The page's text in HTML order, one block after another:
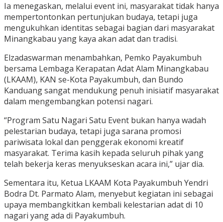
Ia menegaskan, melalui event ini, masyarakat tidak hanya
mempertontonkan pertunjukan budaya, tetapi juga
mengukuhkan identitas sebagai bagian dari masyarakat
Minangkabau yang kaya akan adat dan tradisi.
Elzadaswarman menambahkan, Pemko Payakumbuh
bersama Lembaga Kerapatan Adat Alam Minangkabau
(LKAAM), KAN se-Kota Payakumbuh, dan Bundo
Kanduang sangat mendukung penuh inisiatif masyarakat
dalam mengembangkan potensi nagari.
“Program Satu Nagari Satu Event bukan hanya wadah
pelestarian budaya, tetapi juga sarana promosi
pariwisata lokal dan penggerak ekonomi kreatif
masyarakat. Terima kasih kepada seluruh pihak yang
telah bekerja keras menyukseskan acara ini,” ujar dia.
Sementara itu, Ketua LKAAM Kota Payakumbuh Yendri
Bodra Dt. Parmato Alam, menyebut kegiatan ini sebagai
upaya membangkitkan kembali kelestarian adat di 10
nagari yang ada di Payakumbuh.